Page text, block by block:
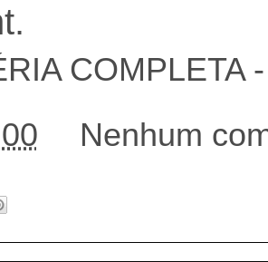
COMPLETA
Nenhum